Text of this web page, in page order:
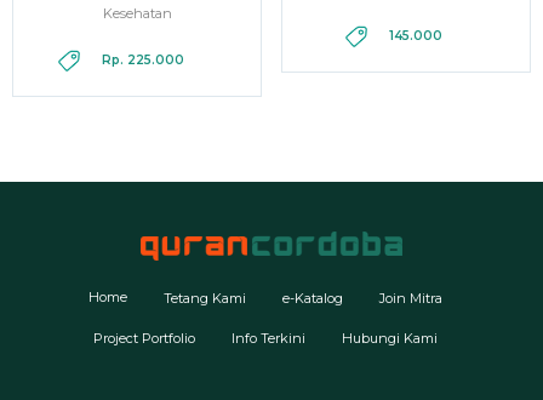
Kesehatan
Rp. 225.000
145.000
Home Tetang Kami e-Katalog Join Mitra
Project Portfolio Info Terkini Hubungi Kami